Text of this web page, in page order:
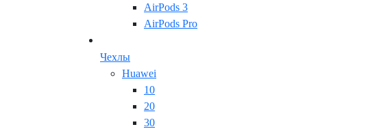
AirPods 3
AirPods Pro
Чехлы
Huawei
10
20
30